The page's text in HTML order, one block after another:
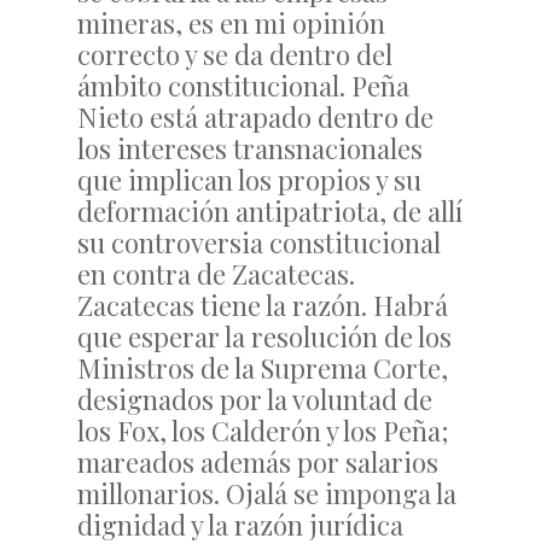
mineras, es en mi opinión
correcto y se da dentro del
ámbito constitucional. Peña
Nieto está atrapado dentro de
los intereses transnacionales
que implican los propios y su
deformación antipatriota, de allí
su controversia constitucional
en contra de Zacatecas.
Zacatecas tiene la razón. Habrá
que esperar la resolución de los
Ministros de la Suprema Corte,
designados por la voluntad de
los Fox, los Calderón y los Peña;
mareados además por salarios
millonarios. Ojalá se imponga la
dignidad y la razón jurídica